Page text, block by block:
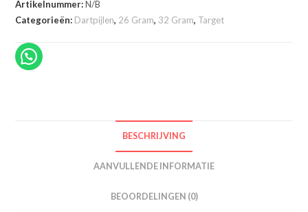
aantal
Artikelnummer:N/B
Categorieën: Dartpijlen, 26 Gram, 32 Gram, Target
BESCHRIJVING
AANVULLENDE INFORMATIE
BEOORDELINGEN (0)